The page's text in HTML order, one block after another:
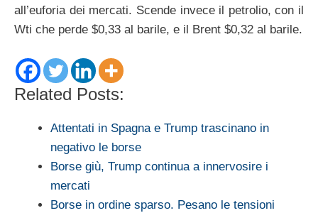
all’euforia dei mercati. Scende invece il petrolio, con il
Wti che perde $0,33 al barile, e il Brent $0,32 al barile.
Related Posts:
Attentati in Spagna e Trump trascinano in
negativo le borse
Borse giù, Trump continua a innervosire i
mercati
Borse in ordine sparso. Pesano le tensioni